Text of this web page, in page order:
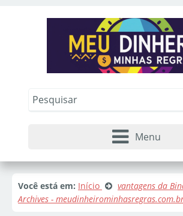
Menu
Você está em: Início
vantagens da
Archives -